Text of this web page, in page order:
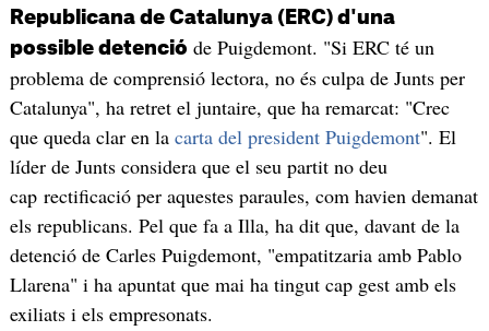
Republicana de Catalunya (ERC) d'una
possible detenció de Puigdemont. "Si ERC té un
problema de comprensió lectora, no és culpa de Junts per
Catalunya", ha retret el juntaire, que ha remarcat: "Crec
que queda clar en la carta del president Puigdemont". El
líder de Junts considera que el seu partit no deu
cap rectificació per aquestes paraules, com havien demanat
els republicans. Pel que fa a Illa, ha dit que, davant de la
detenció de Carles Puigdemont, "empatitzaria amb Pablo
Llarena" i ha apuntat que mai ha tingut cap gest amb els
exiliats i els empresonats.